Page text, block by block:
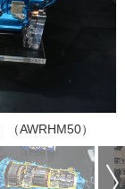
AWRHM50）